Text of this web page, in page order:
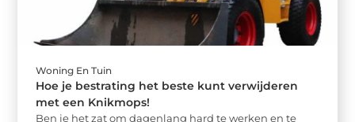
Woning En Tuin
Hoe je bestrating het beste kunt verwijderen
met een Knikmops!
Ben je het zat om dagenlang hard te werken en te